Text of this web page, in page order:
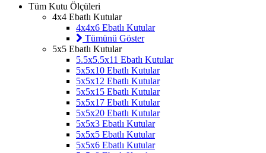
Tüm Kutu Ölçüleri
4x4 Ebatlı Kutular
4x4x6 Ebatlı Kutular
Tümünü Göster
5x5 Ebatlı Kutular
5.5x5.5x11 Ebatlı Kutular
5x5x10 Ebatlı Kutular
5x5x12 Ebatlı Kutular
5x5x15 Ebatlı Kutular
5x5x17 Ebatlı Kutular
5x5x20 Ebatlı Kutular
5x5x3 Ebatlı Kutular
5x5x5 Ebatlı Kutular
5x5x6 Ebatlı Kutular